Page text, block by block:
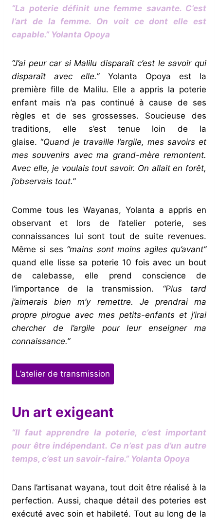
“La poterie définit une femme savante. C’est
l’art de la femme. On voit ce dont elle est
capable.”Yolanta Opoya
“J’ai peur car si Malilu disparaît c’est le savoir qui
disparaît avec elle.” Yolanta Opoya est la
première fille de Malilu. Elle a appris la poterie
enfant mais n’a pas continué à cause de ses
règles et de ses grossesses. Soucieuse des
traditions, elle s’est tenue loin de la
glaise. “Quand je travaille l’argile, mes savoirs et
mes souvenirs avec ma grand-mère remontent.
Avec elle, je voulais tout savoir. On allait en forêt,
j’observais tout.”
Comme tous les Wayanas, Yolanta a appris en
observant et lors de l’atelier poterie, ses
connaissances lui sont tout de suite revenues.
Même si ses “mains sont moins agiles qu’avant”
quand elle lisse sa poterie 10 fois avec un bout
de calebasse, elle prend conscience de
l’importance de la transmission. “Plus tard
j’aimerais bien m’y remettre. Je prendrai ma
propre pirogue avec mes petits-enfants et j’irai
chercher de l’argile pour leur enseigner ma
connaissance.”
L’atelier de transmission
Un art exigeant
“Il faut apprendre la poterie, c’est important
pour être indépendant. Ce n’est pas d’un autre
temps, c’est un savoir-faire.”Yolanta Opoya
Dans l’artisanat wayana, tout doit être réalisé à la
perfection. Aussi, chaque détail des poteries est
exécuté avec soin et habileté. Tout au long de la